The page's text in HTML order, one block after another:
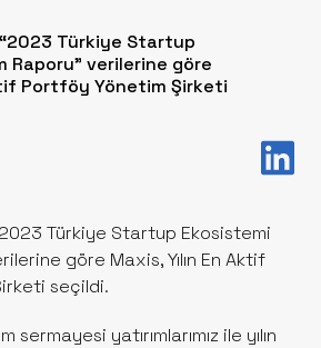
Türkiye Startup
Raporu” verilerine göre
Portföy Yönetim Şirketi
Türkiye Startup Ekosistemi
göre Maxis, Yılın En Aktif
seçildi.
yatırımlarımız ile yılın